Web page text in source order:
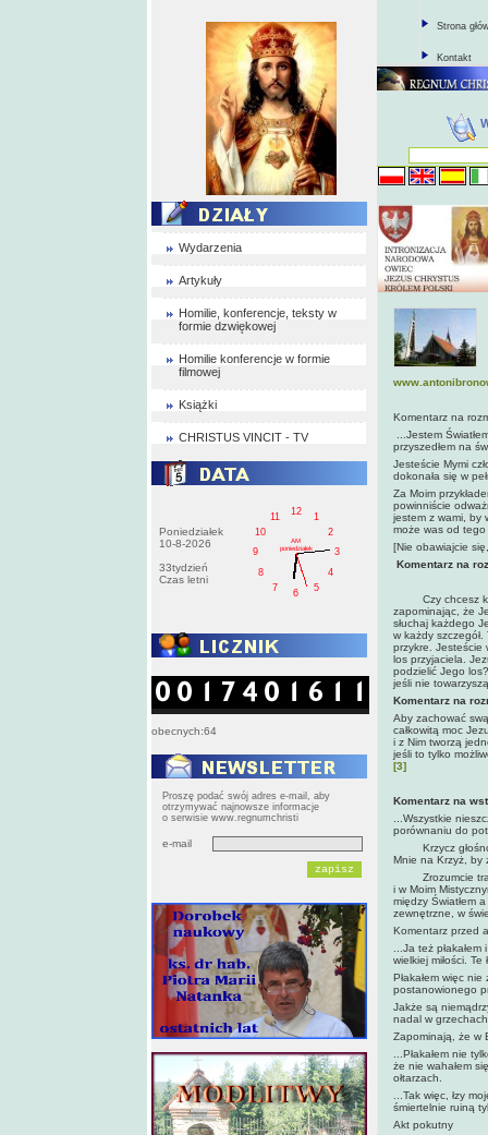
Wydarzenia
Artykuły
Homilie, konferencje, teksty w
formie dzwiękowej
Homilie konferencje w formie
filmowej
Książki
CHRISTUS VINCIT - TV
Poniedziałek
10-8-2026
33tydzień
Czas letni
1
2
3
4
5
6
7
8
9
10
11
12
AM
poniedziałek
obecnych:64
Proszę podać swój adres e-mail, aby
otrzymywać najnowsze informacje
o serwisie www.regnumchristi
e-mail
Strona
Kontakt
Komentarz na
...Jestem
przyszedłem na
Jesteście Mymi
dokonała się w
Za Moim
powinniście
jestem z wami, by
może was od tego
[Nie obawiajcie
Komentarz na
Czy chcesz
zapominając, że
słuchaj każdego
w każdy
przykre. Jesteście
los przyjaciela.
podzielić Jego
jeśli nie
Komentarz na
Aby zachować
całkowitą moc
i z Nim tworzą
jeśli to tylko
[3]
Komentarz na
...Wszystkie
porównaniu do
Krzycz głośno o
Mnie na Krzyż, by
Zrozumcie
i w Moim
między Światłem
zewnętrzne, w
Komentarz przed
...Ja też
wielkiej miłości.
Płakałem więc
postanowionego
Jakże są
nadal w
Zapominają, że w
...Płakałem nie
że nie wahałem
ołtarzach.
...Tak więc, łzy
śmiertelnie ruiną
Akt pokutny